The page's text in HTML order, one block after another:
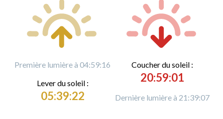
Première lumière à 04:59:16
Lever du soleil :
05:39:22
Coucher du soleil :
20:59:01
Dernière lumière à 21:39:07